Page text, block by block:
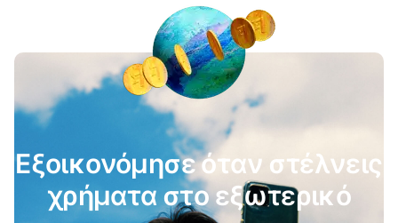
Εξοικονόμησε όταν στέλνεις
χρήματα στο εξωτερικό